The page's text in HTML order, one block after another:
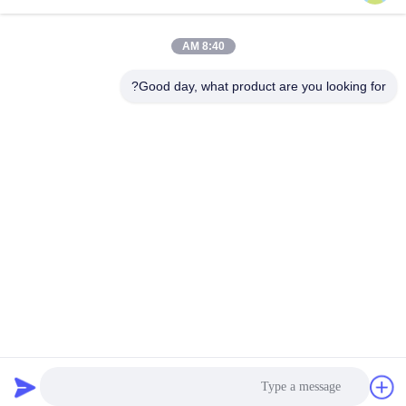
8:40 AM
Good day, what product are you looking for?